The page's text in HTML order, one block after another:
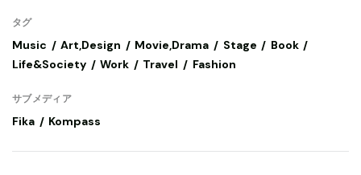
タグ
Music Art,Design Movie,Drama Stage
Book
Life&Society
Work Travel Fashion
サブメディア
Fika Kompass